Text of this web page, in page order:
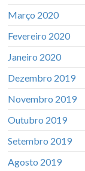
Março 2020
Fevereiro 2020
Janeiro 2020
Dezembro 2019
Novembro 2019
Outubro 2019
Setembro 2019
Agosto 2019